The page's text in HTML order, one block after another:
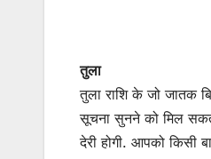
तुला
तुला राशि के जो जातक
सूचना सुनने को मिल
देरी होगी. आपको किसी